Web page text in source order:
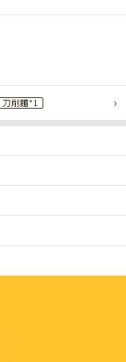
刀削麵*1 ›